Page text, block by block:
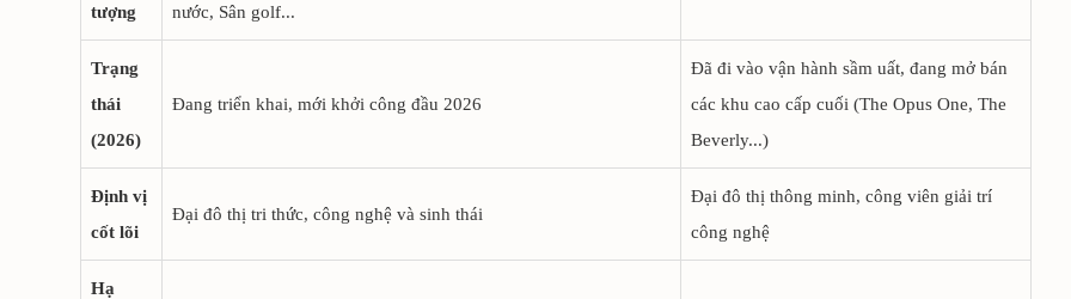
tượng
nước, Sân golf...
Trạng
thái
(2026)
Đang triển khai, mới khởi công đầu 2026
Đã đi vào vận hành sầm uất, đang mở bán
các khu cao cấp cuối (The Opus One, The
Beverly...)
Định vị
cốt lõi
Đại đô thị tri thức, công nghệ và sinh thái
Đại đô thị thông minh, công viên giải trí
công nghệ
Hạ